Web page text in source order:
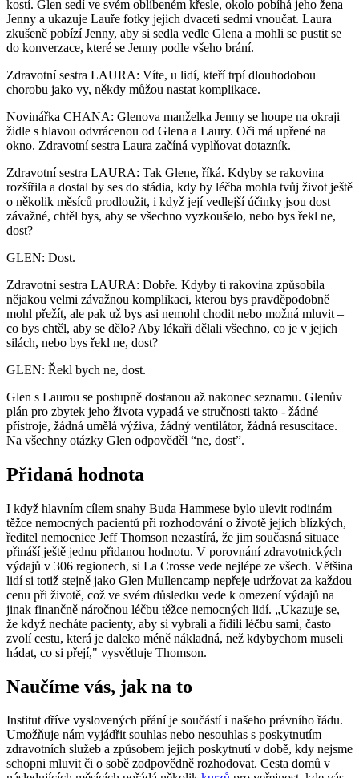
kostí. Glen sedí ve svém oblíbeném křesle, okolo pobíhá jeho žena
Jenny a ukazuje Lauře fotky jejich dvaceti sedmi vnoučat. Laura
zkušeně pobízí Jenny, aby si sedla vedle Glena a mohli se pustit se
do konverzace, které se Jenny podle všeho brání.
Zdravotní sestra LAURA: Víte, u lidí, kteří trpí dlouhodobou
chorobu jako vy, někdy můžou nastat komplikace.
Novinářka CHANA: Glenova manželka Jenny se houpe na okraji
židle s hlavou odvrácenou od Glena a Laury. Oči má upřené na
okno. Zdravotní sestra Laura začíná vyplňovat dotazník.
Zdravotní sestra LAURA: Tak Glene, říká. Kdyby se rakovina
rozšířila a dostal by ses do stádia, kdy by léčba mohla tvůj život ještě
o několik měsíců prodloužit, i když její vedlejší účinky jsou dost
závažné, chtěl bys, aby se všechno vyzkoušelo, nebo bys řekl ne,
dost?
GLEN: Dost.
Zdravotní sestra LAURA: Dobře. Kdyby ti rakovina způsobila
nějakou velmi závažnou komplikaci, kterou bys pravděpodobně
mohl přežít, ale pak už bys asi nemohl chodit nebo možná mluvit –
co bys chtěl, aby se dělo? Aby lékaři dělali všechno, co je v jejich
silách, nebo bys řekl ne, dost?
GLEN: Řekl bych ne, dost.
Glen s Laurou se postupně dostanou až nakonec seznamu. Glenův
plán pro zbytek jeho života vypadá ve stručnosti takto - žádné
přístroje, žádná umělá výživa, žádný ventilátor, žádná resuscitace.
Na všechny otázky Glen odpověděl “ne, dost”.
Přidaná hodnota
I když hlavním cílem snahy Buda Hammese bylo ulevit rodinám
těžce nemocných pacientů při rozhodování o životě jejich blízkých,
ředitel nemocnice Jeff Thomson nezastírá, že jim současná situace
přináší ještě jednu přidanou hodnotu. V porovnání zdravotnických
výdajů v 306 regionech, si La Crosse vede nejlépe ze všech. Většina
lidí si totiž stejně jako Glen Mullencamp nepřeje udržovat za každou
cenu při životě, což ve svém důsledku vede k omezení výdajů na
jinak finančně náročnou léčbu těžce nemocných lidí. „Ukazuje se,
že když necháte pacienty, aby si vybrali a řídili léčbu sami, často
zvolí cestu, která je daleko méně nákladná, než kdybychom museli
hádat, co si přejí," vysvětluje Thomson.
Naučíme vás, jak na to
Institut dříve vyslovených přání je součástí i našeho právního řádu.
Umožňuje nám vyjádřit souhlas nebo nesouhlas s poskytnutím
zdravotních služeb a způsobem jejich poskytnutí v době, kdy nejsme
schopni mluvit či o sobě zodpovědně rozhodovat. Cesta domů v